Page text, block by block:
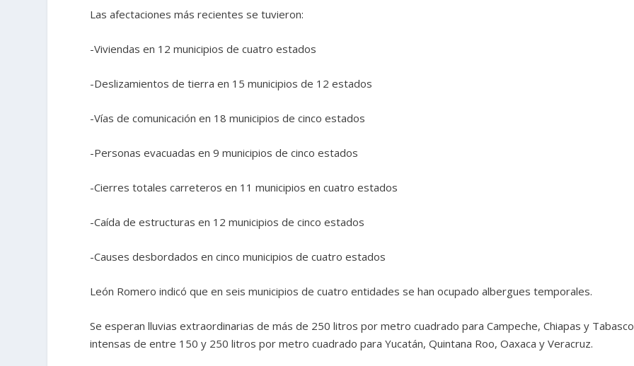
Las afectaciones más recientes se tuvieron:
-Viviendas en 12 municipios de cuatro estados
-Deslizamientos de tierra en 15 municipios de 12 estados
-Vías de comunicación en 18 municipios de cinco estados
-Personas evacuadas en 9 municipios de cinco estados
-Cierres totales carreteros en 11 municipios en cuatro estados
-Caída de estructuras en 12 municipios de cinco estados
-Causes desbordados en cinco municipios de cuatro estados
León Romero indicó que en seis municipios de cuatro entidades se han ocupado albergues temporales.
Se esperan lluvias extraordinarias de más de 250 litros por metro cuadrado para Campeche, Chiapas y
intensas de entre 150 y 250 litros por metro cuadrado para Yucatán, Quintana Roo, Oaxaca y Veracruz.